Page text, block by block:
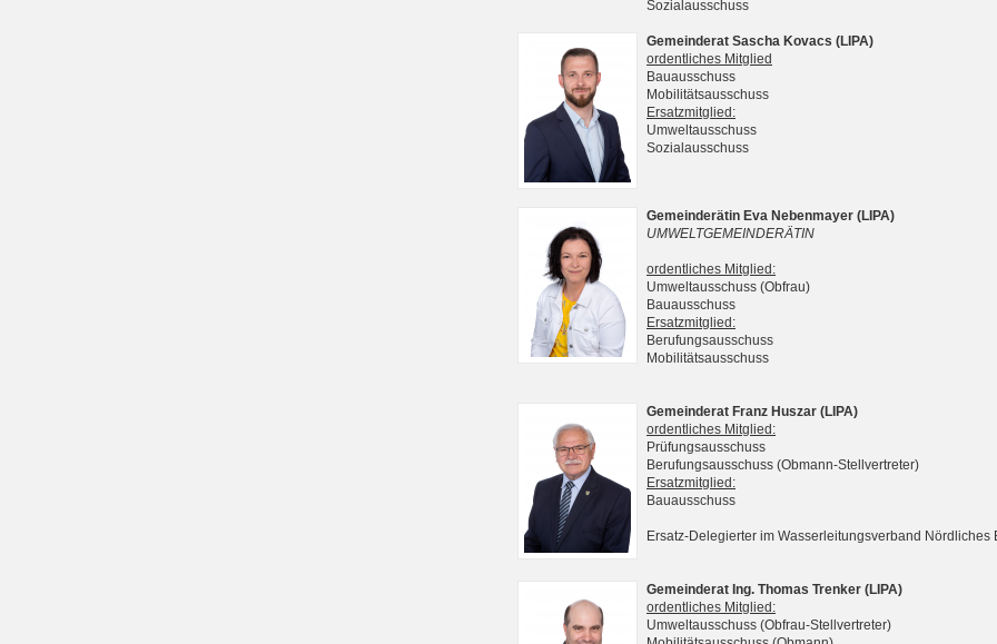
Sozialausschuss
Gemeinderat Sascha Kovacs (LIPA)
ordentliches Mitglied
Bauausschuss
Mobilitätsausschuss
Ersatzmitglied:
Umweltausschuss
Sozialausschuss
Gemeinderätin Eva Nebenmayer (LIPA)
UMWELTGEMEINDERÄTIN
ordentliches Mitglied:
Umweltausschuss (Obfrau)
Bauausschuss
Ersatzmitglied:
Berufungsausschuss
Mobilitätsausschuss
Gemeinderat Franz Huszar (LIPA)
ordentliches Mitglied:
Prüfungsausschuss
Berufungsausschuss (Obmann-Stellvertreter)
Ersatzmitglied:
Bauausschuss
Ersatz-Delegierter im Wasserleitungsverband Nördliches
Gemeinderat Ing. Thomas Trenker (LIPA)
ordentliches Mitglied:
Umweltausschuss (Obfrau-Stellvertreter)